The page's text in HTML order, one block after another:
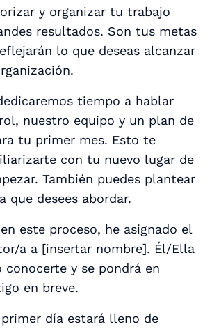
y organizar tu trabajo
resultados. Son tus metas
lo que deseas alcanzar
tiempo a hablar
nuestro equipo y un plan de
tu primer mes. Esto te
con tu nuevo lugar de
También puedes plantear
que desees abordar.
este proceso, he asignado el
a a [insertar nombre]. Él/Ella
conocerte y se pondrá en
en breve.
día estará lleno de